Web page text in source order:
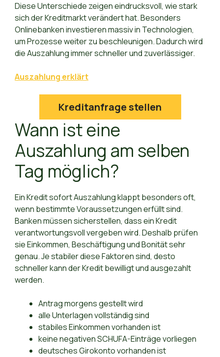
Diese Unterschiede zeigen eindrucksvoll, wie stark
sich der Kreditmarkt verändert hat. Besonders
Onlinebanken investieren massiv in Technologien,
um Prozesse weiter zu beschleunigen. Dadurch wird
die Auszahlung immer schneller und zuverlässiger.
Auszahlung erklärt
Kreditanfrage stellen
Wann ist eine
Auszahlung am selben
Tag möglich?
Ein Kredit sofort Auszahlung klappt besonders oft,
wenn bestimmte Voraussetzungen erfüllt sind.
Banken müssen sicherstellen, dass ein Kredit
verantwortungsvoll vergeben wird. Deshalb prüfen
sie Einkommen, Beschäftigung und Bonität sehr
genau. Je stabiler diese Faktoren sind, desto
schneller kann der Kredit bewilligt und ausgezahlt
werden.
Antrag morgens gestellt wird
alle Unterlagen vollständig sind
stabiles Einkommen vorhanden ist
keine negativen SCHUFA-Einträge vorliegen
deutsches Girokonto vorhanden ist